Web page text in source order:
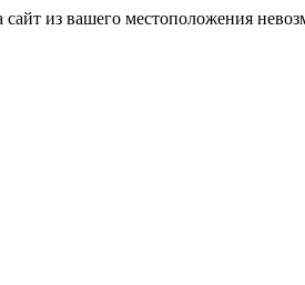
из вашего местоположения